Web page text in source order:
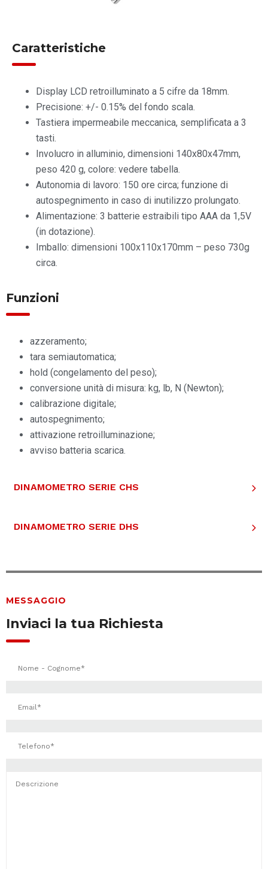
DINAMOMETRO SERIE CHS
DINAMOMETRO SERIE DHS
MESSAGGIO
Inviaci la tua Richiesta
Caratteristiche
Display LCD retroilluminato a 5 cifre da 18mm.
Precisione: +/- 0.15% del fondo scala.
Tastiera impermeabile meccanica, semplificata a 3
tasti.
Involucro in alluminio, dimensioni 140x80x47mm,
peso 420 g, colore: vedere tabella.
Autonomia di lavoro: 150 ore circa; funzione di
autospegnimento in caso di inutilizzo prolungato.
Alimentazione: 3 batterie estraibili tipo AAA da 1,5V
(in dotazione).
Imballo: dimensioni 100x110x170mm – peso 730g
circa.
Funzioni
azzeramento;
tara semiautomatica;
hold (congelamento del peso);
conversione unità di misura: kg, lb, N (Newton);
calibrazione digitale;
autospegnimento;
attivazione retroilluminazione;
avviso batteria scarica.